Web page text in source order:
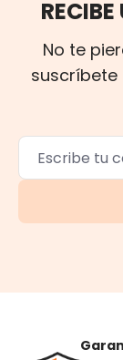
No te
suscríbete